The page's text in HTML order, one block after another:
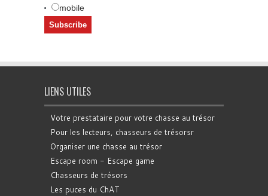
mobile
LIENS UTILES
Votre prestataire pour votre chasse au trésor
Pour les lecteurs, chasseurs de trésorsr
Organiser une chasse au trésor
Escape room - Escape game
Chasseurs de trésors
Les puces du ChAT